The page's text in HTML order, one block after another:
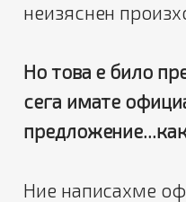
неизяснен
Но това е било
сега имате
Ние написахме